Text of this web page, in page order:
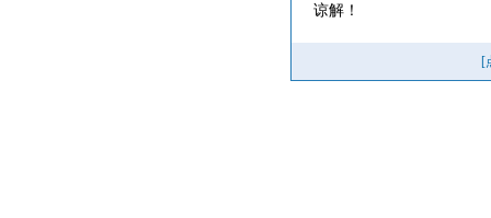
谅解！
[